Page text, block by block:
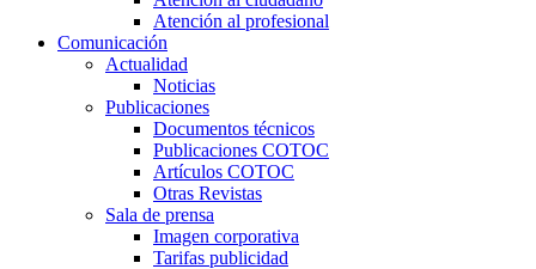
Atención al profesional
Comunicación
Actualidad
Noticias
Publicaciones
Documentos técnicos
Publicaciones COTOC
Artículos COTOC
Otras Revistas
Sala de prensa
Imagen corporativa
Tarifas publicidad